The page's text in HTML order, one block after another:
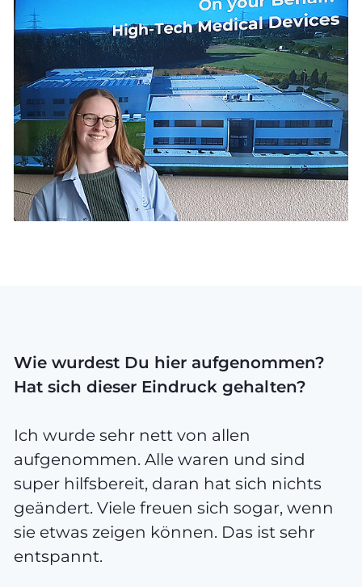
Wie wurdest Du hier aufgenommen?
Hat sich dieser Eindruck gehalten?
Ich wurde sehr nett von allen
aufgenommen. Alle waren und sind
super hilfsbereit, daran hat sich nichts
geändert. Viele freuen sich sogar, wenn
sie etwas zeigen können. Das ist sehr
entspannt.